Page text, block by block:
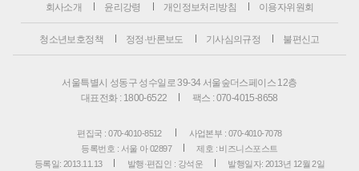
회사소개 윤리강령 개인정보처리방침 이용자위원회
청소년보호정책 정정·반론보도 기사심의규정 불편신고
서울특별시 성동구 성수일로 39-34 서울숲더스페이스 12층
대표전화 : 1800-6522
팩스 : 070-4015-8658
편집국 : 070-4010-8512
사업본부 : 070-4010-7078
등록번호 : 서울 아 02897
제호 : 비즈니스포스트
등록일: 2013.11.13
발행·편집인 : 강석운 발행일자: 2013년 12월 2일